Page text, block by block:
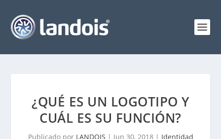
¿QUÉ ES UN LOGOTIPO Y
CUÁL ES SU FUNCIÓN?
Publicado por LANDOIS | Jun 30, 2018| Identidad